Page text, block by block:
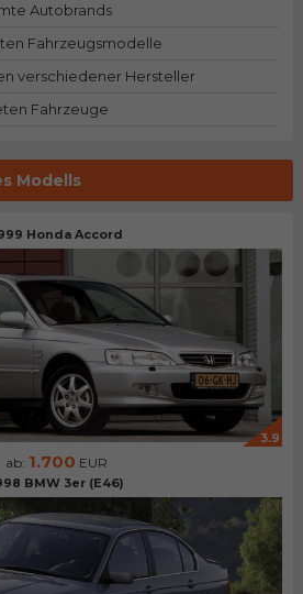
Modells
Honda Accord
3.9
ab: 1.700 EUR
BMW 3er (E46)
Autobrands
Fahrzeugsmodelle
verschiedener Hersteller
Fahrzeuge